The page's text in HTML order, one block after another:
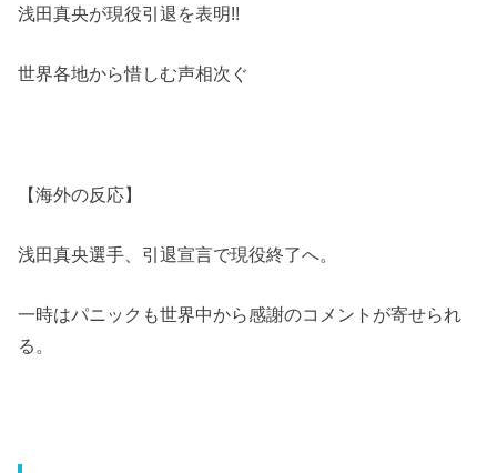
浅田真央が現役引退を表明!!
世界各地から惜しむ声相次ぐ
【海外の反応】
浅田真央選手、引退宣言で現役終了へ。
一時はパニックも世界中から感謝のコメントが寄せられ
る。